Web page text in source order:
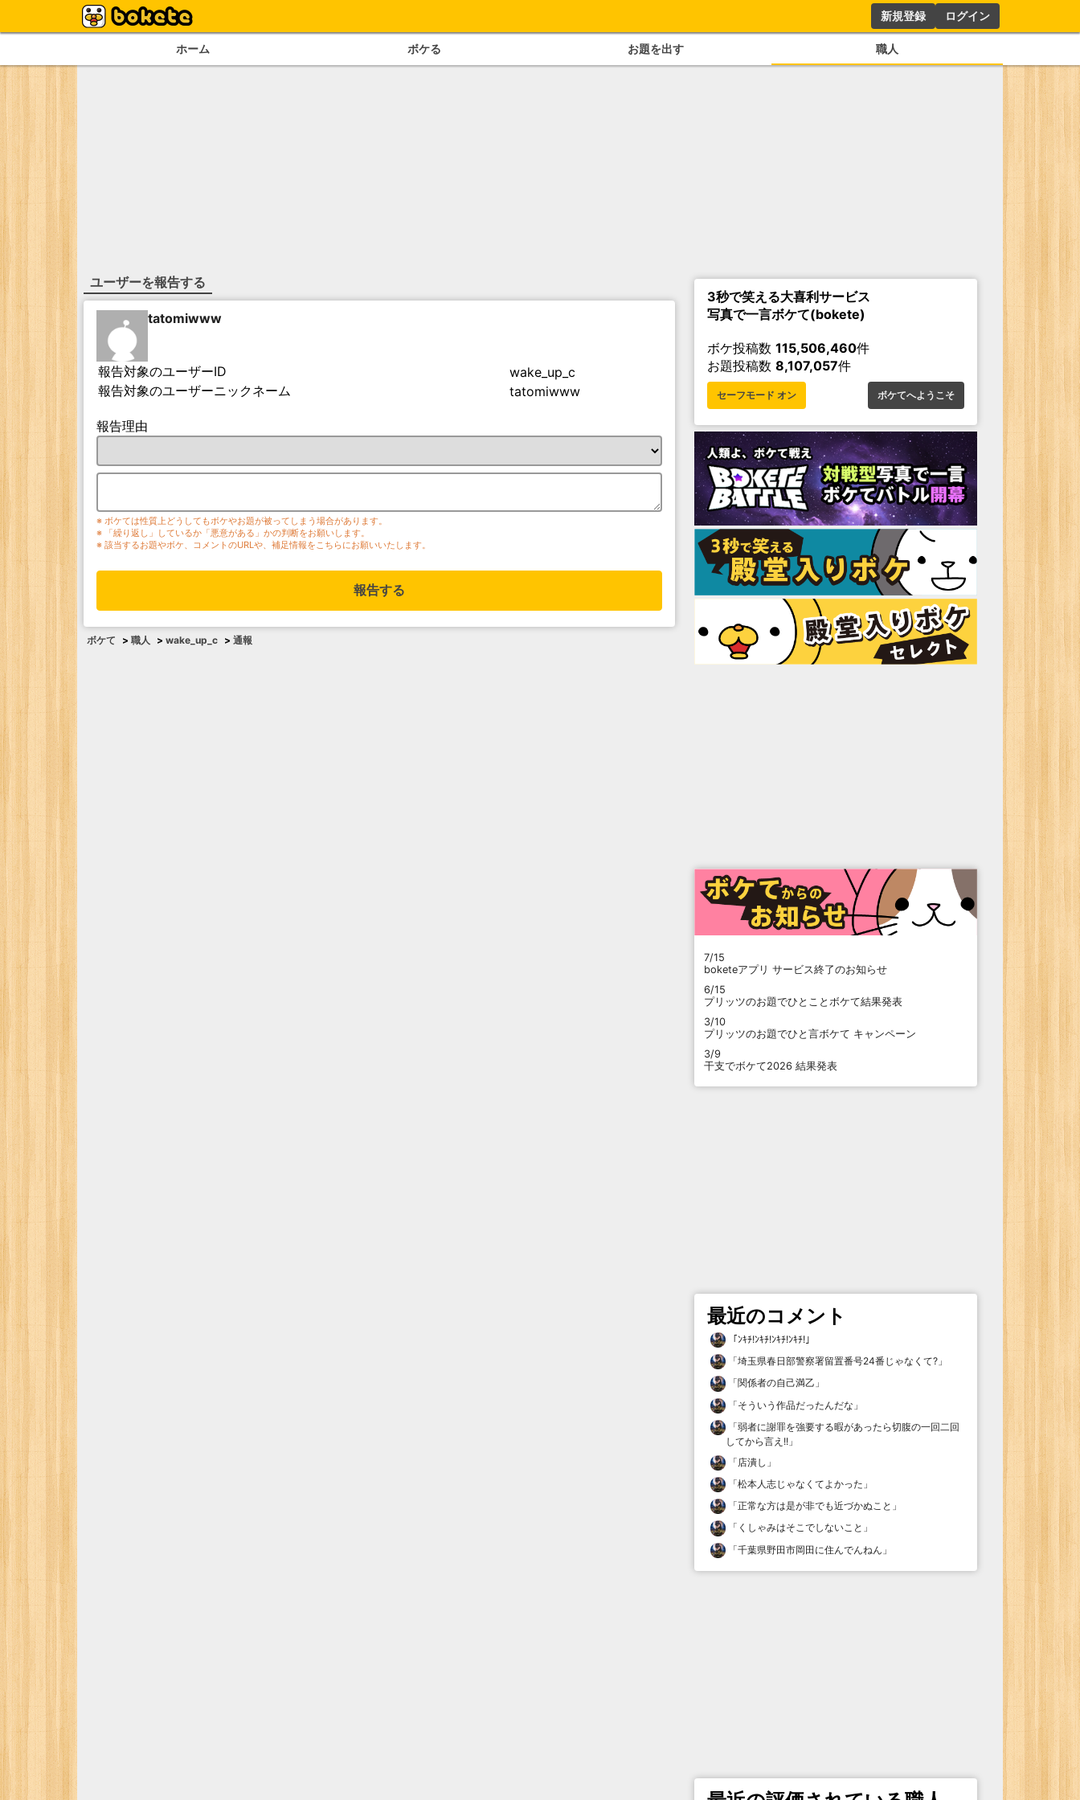
新規登録 ログイン
ホーム ボケる お題を出す 職人
ユーザーを報告する
tatomiwww
報告対象のユーザーID
wake_up_c
報告対象のユーザーニックネーム
tatomiwww
報告理由
※ ボケては性質上どうしてもボケやお題が被ってしまう場合があります。
※ 「繰り返し」しているか「悪意がある」かの判断をお願いします。
※ 該当するお題やボケ、コメントのURLや、補足情報をこちらにお願いいたします。
報告する
ボケて > 職人 > wake_up_c > 通報
3秒で笑える大喜利サービス
写真で一言ボケて(bokete)
ボケ投稿数 115,506,460件
お題投稿数 8,107,057件
セーフモード オン ボケてへようこそ
7/15
boketeアプリ サービス終了のお知らせ
6/15
プリッツのお題でひとことボケて結果発表
3/10
プリッツのお題でひと言ボケて キャンペーン
3/9
干支でボケて2026 結果発表
最近のコメント
「ﾝｷﾁ!ﾝｷﾁ!ﾝｷﾁ!ﾝｷﾁ! 」
「埼玉県春日部警察署留置番号24番じゃなくて? 」
「関係者の自己満乙 」
「そういう作品だったんだな 」
「弱者に謝罪を強要する暇があったら切腹の一回二回
してから言え!! 」
「 店潰し 」
「松本人志じゃなくてよかった 」
「正常な方は是が非でも近づかぬこと 」
「 くしゃみはそこでしないこと 」
「千葉県野田市岡田に住んでんねん 」